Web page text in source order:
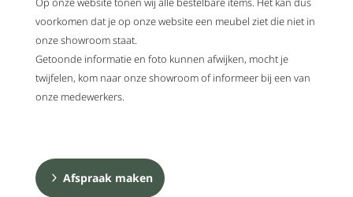
voorkomen dat je op onze website een meubel ziet die niet in
onze showroom staat.
Getoonde informatie en foto kunnen afwijken, mocht je
twijfelen, kom naar onze showroom of informeer bij een van
onze medewerkers.
Afspraak maken